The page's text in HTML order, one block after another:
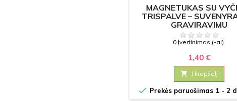
MAGNETUKAS SU
TRISPALVE –
GRAVIRAVIMU
0 Įvertinimas (-ai)
1,40 €
 Į krepšelį
 Prekės paruošimas 1 - 2